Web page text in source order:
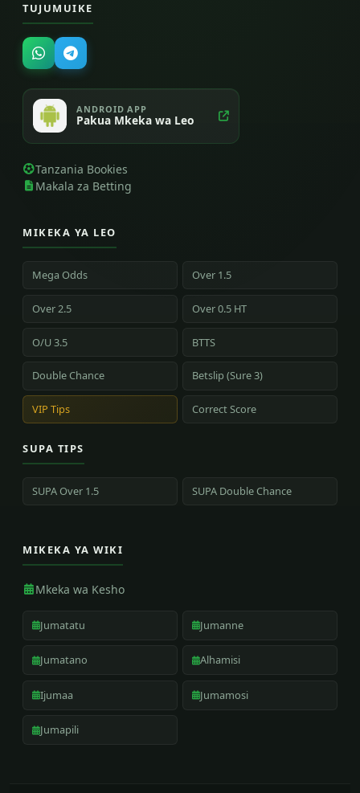
TUJUMUIKE
ANDROID APP
Pakua Mkeka wa Leo
Tanzania Bookies
Makala za Betting
MIKEKA YA LEO
Mega Odds Over 1.5
Over 2.5 Over 0.5 HT
O/U 3.5 BTTS
Double Chance Betslip (Sure 3)
VIP Tips Correct Score
SUPA TIPS
SUPA Over 1.5 SUPA Double Chance
MIKEKA YA WIKI
Mkeka wa Kesho
Jumatatu Jumanne
Jumatano Alhamisi
Ijumaa Jumamosi
Jumapili